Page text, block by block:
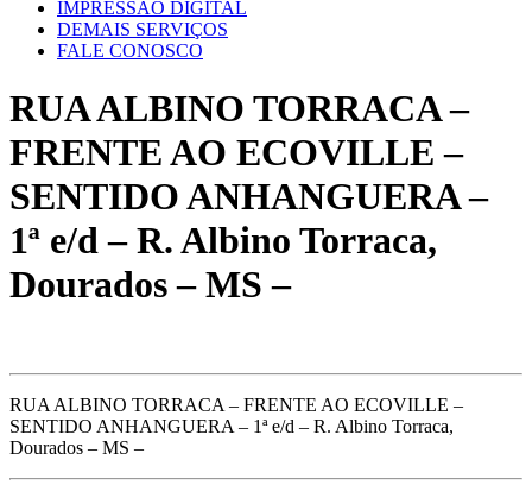
IMPRESSÃO DIGITAL
DEMAIS SERVIÇOS
FALE CONOSCO
RUA ALBINO TORRACA –
FRENTE AO ECOVILLE –
SENTIDO ANHANGUERA –
1ª e/d – R. Albino Torraca,
Dourados – MS –
RUA ALBINO TORRACA – FRENTE AO ECOVILLE –
SENTIDO ANHANGUERA – 1ª e/d – R. Albino Torraca,
Dourados – MS –